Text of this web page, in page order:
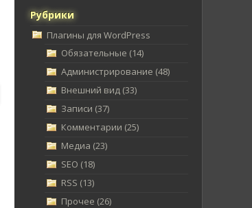
Рубрики
Плагины для WordPress
Обязательные (14)
Администрирование (48)
Внешний вид (33)
Записи (37)
Комментарии (25)
Медиа (23)
SEO (18)
RSS (13)
Прочее (26)